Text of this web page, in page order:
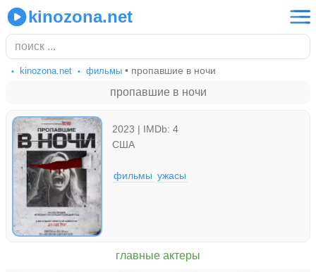
kinozona.net
kinozona.net фильмы • пропавшие в ночи
пропавшие в ночи
2023 | IMDb: 4
США
фильмы ужасы
главные актеры